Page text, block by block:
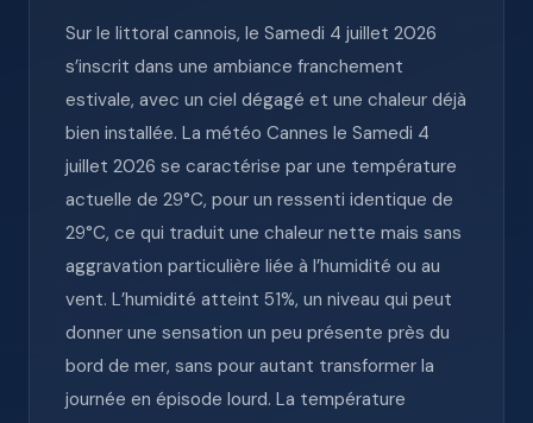
Sur le littoral cannois, le Samedi 4 juillet 2026
s’inscrit dans une ambiance franchement
estivale, avec un ciel dégagé et une chaleur déjà
bien installée. La météo Cannes le Samedi 4
juillet 2026 se caractérise par une température
actuelle de 29°C, pour un ressenti identique de
29°C, ce qui traduit une chaleur nette mais sans
aggravation particulière liée à l’humidité ou au
vent. L’humidité atteint 51%, un niveau qui peut
donner une sensation un peu présente près du
bord de mer, sans pour autant transformer la
journée en épisode lourd. La température